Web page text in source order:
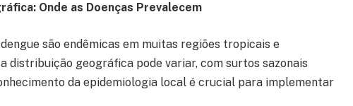
Onde as Doenças Prevalecem
são endêmicas em muitas regiões tropicais e
distribuição geográfica pode variar, com surtos sazonais
da epidemiologia local é crucial para implementar